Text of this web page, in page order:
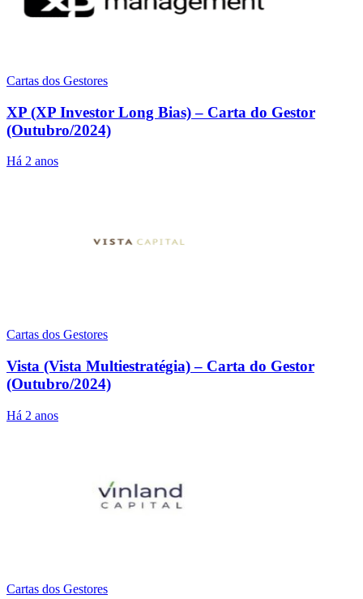
Cartas dos Gestores
XP (XP Investor Long Bias) – Carta do Gestor
(Outubro/2024)
Há 2 anos
Cartas dos Gestores
Vista (Vista Multiestratégia) – Carta do Gestor
(Outubro/2024)
Há 2 anos
Cartas dos Gestores